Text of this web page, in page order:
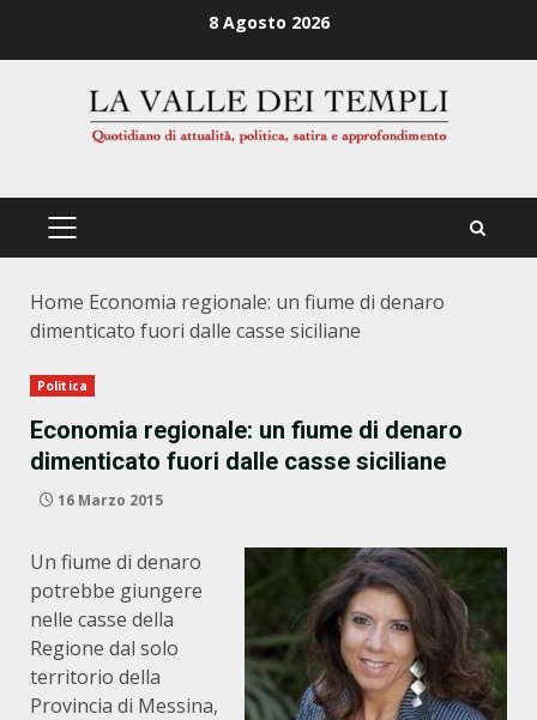
8 Agosto 2026
PRIMÄRES
Home Economia regionale: un fiume di denaro
dimenticato fuori dalle casse siciliane
Politica
Economia regionale: un fiume di denaro
dimenticato fuori dalle casse siciliane
16 Marzo 2015
Un fiume di denaro
potrebbe giungere
nelle casse della
Regione dal solo
territorio della
Provincia di Messina,